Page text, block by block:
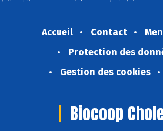
Accueil Contact
Protection des
Gestion des cookies
Biocoop